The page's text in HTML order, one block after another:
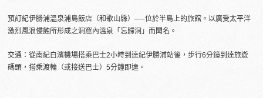
預訂紀伊勝浦溫泉浦島飯店（和歌山縣）──位於半島上的旅館。以廣受太平洋
激烈風浪侵蝕所形成之洞窟內溫泉「忘歸洞」而聞名。
交通：從南紀白濱機場搭乘巴士2小時到達紀伊勝浦站後，步行6分鐘到達旅遊
碼頭，搭乘渡輪（或接送巴士）5分鐘即達。